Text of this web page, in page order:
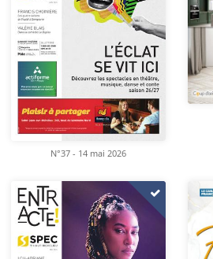
N°37 - 14 mai 2026